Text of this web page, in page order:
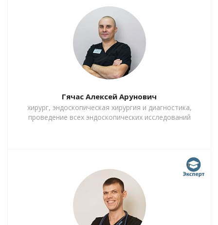
Гячас Алексей Арунович
хирург, эндоскопическая хирургия и диагностика,
проведение всех эндоскопических исследований